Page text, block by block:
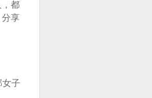
都
享
女子